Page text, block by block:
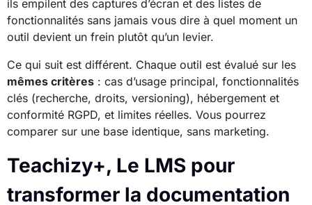
ils empilent des captures d’écran et des listes de
fonctionnalités sans jamais vous dire à quel moment un
outil devient un frein plutôt qu’un levier.
Ce qui suit est différent. Chaque outil est évalué sur les
mêmes critères : cas d’usage principal, fonctionnalités
clés (recherche, droits, versioning), hébergement et
conformité RGPD, et limites réelles. Vous pourrez
comparer sur une base identique, sans marketing.
Teachizy+, Le LMS pour
transformer la documentation